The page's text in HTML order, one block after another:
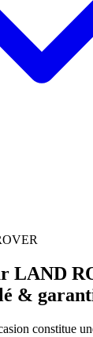
LAND
&
constitue